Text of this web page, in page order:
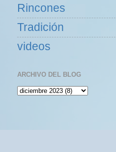
Rincones
Tradición
videos
ARCHIVO DEL BLOG